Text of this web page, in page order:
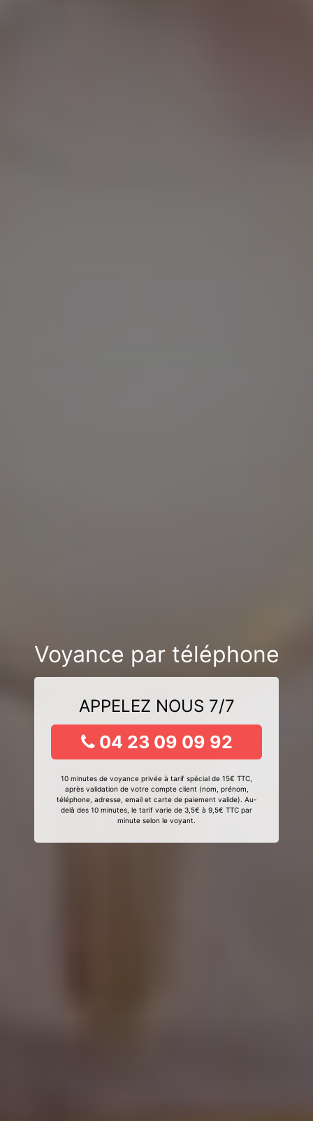
Voyance par téléphone
APPELEZ NOUS 7/7
04 23 09 09 92
10 minutes de voyance privée à tarif spécial de 15€ TTC,
après validation de votre compte client (nom, prénom,
téléphone, adresse, email et carte de paiement valide). Au-
delà des 10 minutes, le tarif varie de 3,5€ à 9,5€ TTC par
minute selon le voyant.